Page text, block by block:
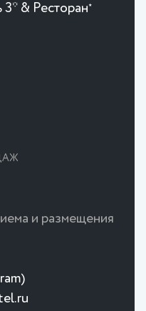
& Ресторан★
и размещения